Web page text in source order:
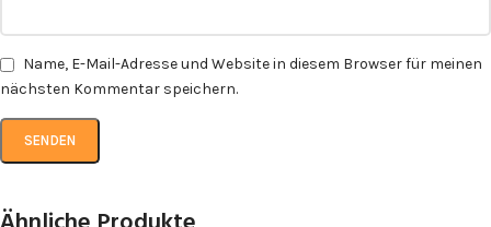
Name, E-Mail-Adresse und Website in diesem Browser für meinen
nächsten Kommentar speichern.